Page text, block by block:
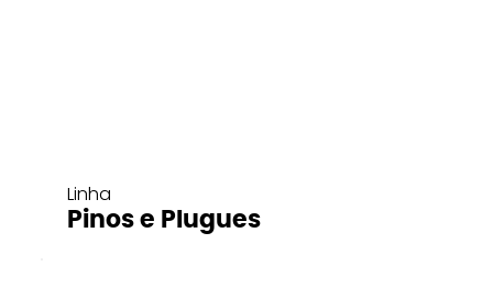
Linha
Pinos e Plugues